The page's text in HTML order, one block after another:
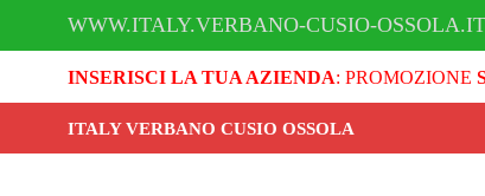
WWW.ITALY.VERBANO-CUSIO-
INSERISCI LA TUA AZIENDA: PROMOZIONE
ITALY VERBANO CUSIO OSSOLA